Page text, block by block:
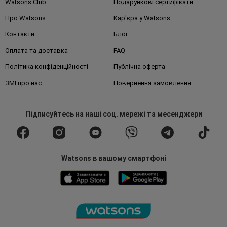
Watsons Club Подарункові сертифікати
Про Watsons Кар'єра у Watsons
Контакти Блог
Оплата та доставка FAQ
Політика конфіденційності Публічна оферта
ЗМІ про нас Повернення замовлення
Підписуйтесьна наші соц. мережі та месенджери
Watsons в вашому смартфоні